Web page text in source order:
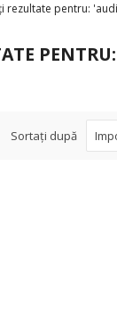
rezultate pentru:
Sortați după